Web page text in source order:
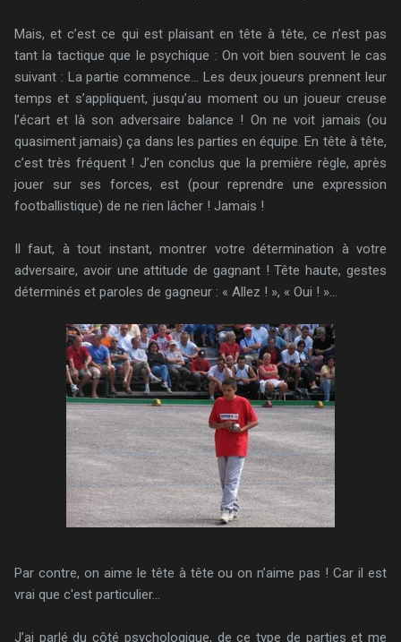
Mais, et c’est ce qui est plaisant en tête à tête, ce n’est pas
tant la tactique que le psychique : On voit bien souvent le cas
suivant : La partie commence… Les deux joueurs prennent leur
temps et s’appliquent, jusqu’au moment ou un joueur creuse
l’écart et là son adversaire balance ! On ne voit jamais (ou
quasiment jamais) ça dans les parties en équipe. En tête à tête,
c’est très fréquent ! J’en conclus que la première règle, après
jouer sur ses forces, est (pour reprendre une expression
footballistique) de ne rien lâcher ! Jamais !
Il faut, à tout instant, montrer votre détermination à votre
adversaire, avoir une attitude de gagnant ! Tête haute, gestes
déterminés et paroles de gagneur : « Allez ! », « Oui ! »…
Par contre, on aime le tête à tête ou on n’aime pas ! Car il est
vrai que c'est particulier...
J’ai parlé du côté psychologique, de ce type de parties et me